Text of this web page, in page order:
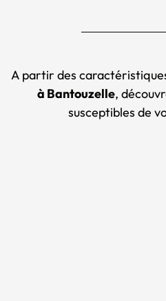
A partir des
à Bantouzelle,
susceptibles de